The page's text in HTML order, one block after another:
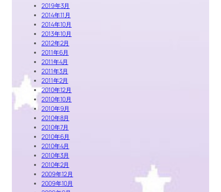
2019年3月
2014年11月
2014年10月
2013年10月
2012年2月
2011年6月
2011年4月
2011年3月
2011年2月
2010年12月
2010年10月
2010年9月
2010年8月
2010年7月
2010年6月
2010年4月
2010年3月
2010年2月
2009年12月
2009年10月